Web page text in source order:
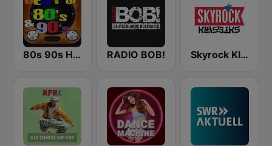
80s 90s Hits Radio RADIO BOB! Skyrock Klassiks